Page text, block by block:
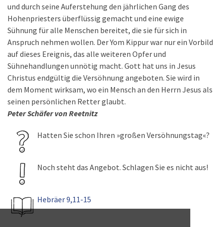
und durch seine Auferstehung den jährlichen Gang des
Hohenpriesters überflüssig gemacht und eine ewige
Sühnung für alle Menschen bereitet, die sie für sich in
Anspruch nehmen wollen. Der Yom Kippur war nur ein Vorbild
auf dieses Ereignis, das alle weiteren Opfer und
Sühnehandlungen unnötig macht. Gott hat uns in Jesus
Christus endgültig die Versöhnung angeboten. Sie wird in
dem Moment wirksam, wo ein Mensch an den Herrn Jesus als
seinen persönlichen Retter glaubt.
Peter Schäfer von Reetnitz
Hatten Sie schon Ihren »großen Versöhnungstag«?
Noch steht das Angebot. Schlagen Sie es nicht aus!
Hebräer 9,11-15